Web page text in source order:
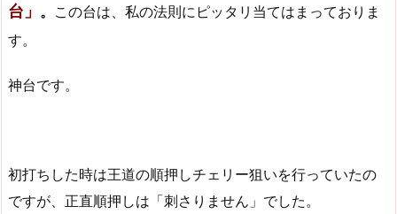
台」 。 この台は、私の法則にピッタリ当てはまっておりま
す。
神台です。
初打ちした時は王道の順押しチェリー狙いを行っていたの
ですが、正直順押しは「刺さりません」でした。